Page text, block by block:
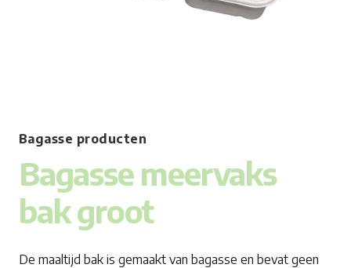
Bagasse producten
Bagasse meervaks
bak groot
De maaltijd bak is gemaakt van bagasse en bevat geen